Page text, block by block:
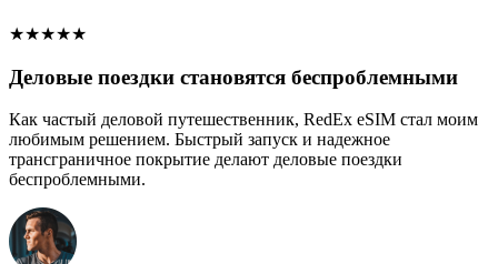
★★★★★
Деловые поездки становятся беспроблемными
Как частый деловой путешественник, RedEx eSIM стал моим
любимым решением. Быстрый запуск и надежное
трансграничное покрытие делают деловые поездки
беспроблемными.